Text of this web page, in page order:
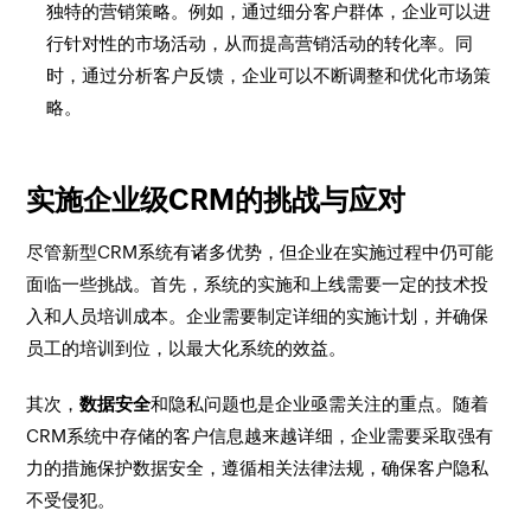
独特的营销策略。例如，通过细分客户群体，企业可以进
行针对性的市场活动，从而提高营销活动的转化率。同
时，通过分析客户反馈，企业可以不断调整和优化市场策
略。
实施企业级CRM的挑战与应对
尽管新型CRM系统有诸多优势，但企业在实施过程中仍可能
面临一些挑战。首先，系统的实施和上线需要一定的技术投
入和人员培训成本。企业需要制定详细的实施计划，并确保
员工的培训到位，以最大化系统的效益。
其次，数据安全和隐私问题也是企业亟需关注的重点。随着
CRM系统中存储的客户信息越来越详细，企业需要采取强有
力的措施保护数据安全，遵循相关法律法规，确保客户隐私
不受侵犯。